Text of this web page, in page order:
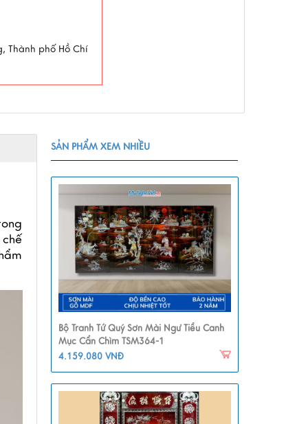
Thành phố Hồ Chí
SẢN PHẨM XEM NHIỀU
Bộ Tranh Tứ Quý Sơn Mài Ngư Tiều Canh
Mục Cẩn Chìm TSM364-1
4.159.080 VNĐ